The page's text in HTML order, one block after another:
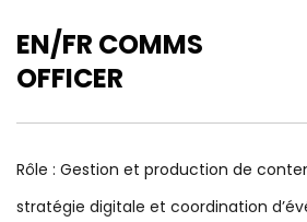
EN/FR COMMS
OFFICER
Rôle : Gestion et production de
stratégie digitale et coordination